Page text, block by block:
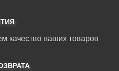
качество наших товаров